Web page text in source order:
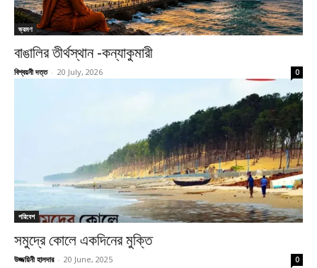
ভ্রমণ
বাঙালির তীর্থস্থান -কন্যাকুমারী
বিশ্বয়নী দত্ত - 20 July, 2026 0
পরিবেশ
সমুদ্রে কোলে একদিনের মুক্তি
উজ্জয়িনী হালদার - 20 June, 2025 0